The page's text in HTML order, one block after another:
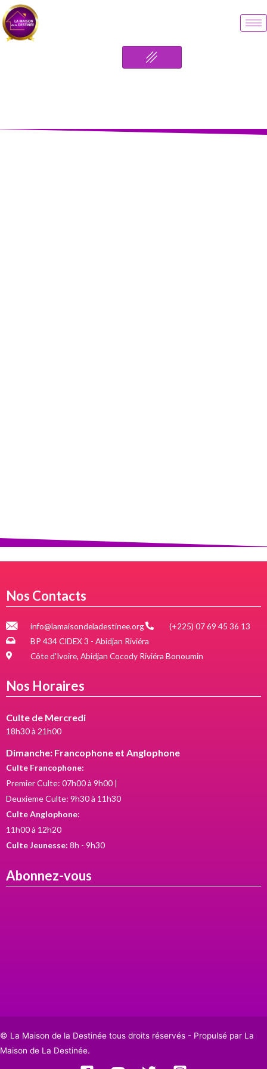
Nos Contacts
info@lamaisondeladestinee.org
(+225) 07 69 45 36 13
BP 434 CIDEX 3 - Abidjan Riviéra
Côte d'Ivoire, Abidjan Cocody Riviéra Bonoumin
Nos Horaires
Culte de Mercredi
18h30 à 21h00
Dimanche: Francophone et Anglophone
Culte Francophone:
Premier Culte: 07h00 à 9h00 |
Deuxieme Culte: 9h30 à 11h30
Culte Anglophone:
11h00 à 12h20
Culte Jeunesse: 8h - 9h30
Abonnez-vous
© La Maison de la Destinée tous droits réservés - Propulsé par La
Maison de La Destinée.